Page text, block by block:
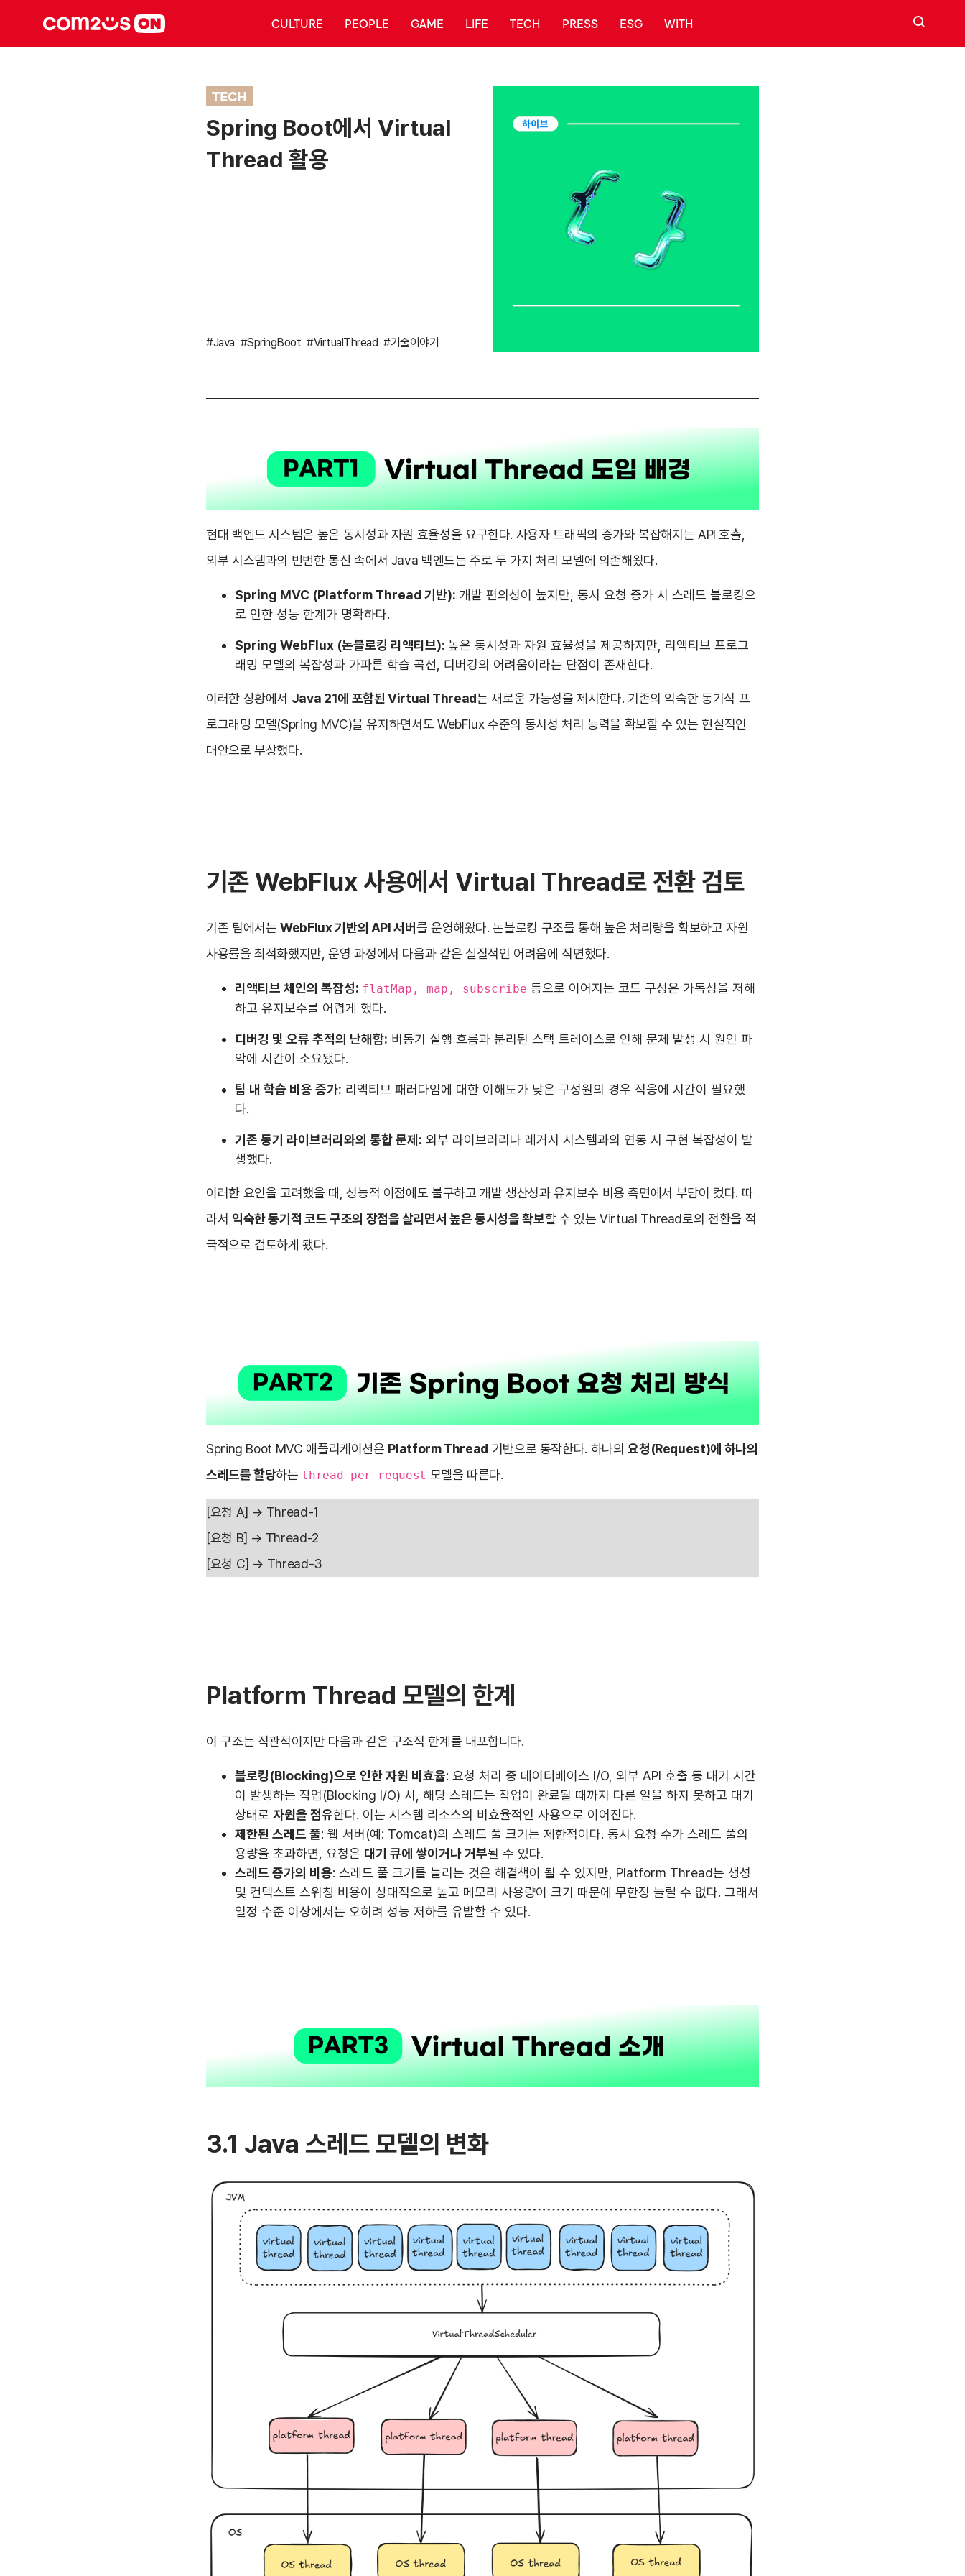
CULTURE PEOPLE GAME LIFE TECH PRESS ESG WITH 검색
TECH
Spring Boot에서 Virtual
Thread 활용
#Java #SpringBoot #VirtualThread #기술이야기
현대 백엔드 시스템은 높은 동시성과 자원 효율성을 요구한다. 사용자 트래픽의 증가와 복잡해지는 API 호출,
외부 시스템과의 빈번한 통신 속에서 Java 백엔드는 주로 두 가지 처리 모델에 의존해왔다.
Spring MVC (Platform Thread 기반): 개발 편의성이 높지만, 동시 요청 증가 시 스레드 블로킹으
로 인한 성능 한계가 명확하다.
Spring WebFlux (논블로킹 리액티브): 높은 동시성과 자원 효율성을 제공하지만, 리액티브 프로그
래밍 모델의 복잡성과 가파른 학습 곡선, 디버깅의 어려움이라는 단점이 존재한다.
이러한 상황에서 Java 21에 포함된 Virtual Thread는 새로운 가능성을 제시한다. 기존의 익숙한 동기식 프
로그래밍 모델(Spring MVC)을 유지하면서도 WebFlux 수준의 동시성 처리 능력을 확보할 수 있는 현실적인
대안으로 부상했다.
기존 WebFlux 사용에서 Virtual Thread로 전환 검토
기존 팀에서는WebFlux 기반의 API 서버를 운영해왔다. 논블로킹 구조를 통해 높은 처리량을 확보하고 자원
사용률을 최적화했지만, 운영 과정에서 다음과 같은 실질적인 어려움에 직면했다.
리액티브 체인의 복잡성: flatMap, map, subscribe 등으로 이어지는 코드 구성은 가독성을 저해
하고 유지보수를 어렵게 했다.
디버깅 및 오류 추적의 난해함: 비동기 실행 흐름과 분리된 스택 트레이스로 인해 문제 발생 시 원인 파
악에 시간이 소요됐다.
팀 내 학습 비용 증가: 리액티브 패러다임에 대한 이해도가 낮은 구성원의 경우 적응에 시간이 필요했
다.
기존 동기 라이브러리와의 통합 문제: 외부 라이브러리나 레거시 시스템과의 연동 시 구현 복잡성이 발
생했다.
이러한 요인을 고려했을 때, 성능적 이점에도 불구하고 개발 생산성과 유지보수 비용 측면에서 부담이 컸다. 따
라서 익숙한 동기적 코드 구조의 장점을 살리면서 높은 동시성을 확보할 수 있는 Virtual Thread로의 전환을 적
극적으로 검토하게 됐다.
Spring Boot MVC 애플리케이션은 Platform Thread 기반으로 동작한다. 하나의요청(Request)에 하나의
스레드를 할당하는 thread-per-request 모델을 따른다.
[요청 A] → Thread-1
[요청 B] → Thread-2
[요청 C] → Thread-3
Platform Thread 모델의 한계
이 구조는 직관적이지만 다음과 같은 구조적 한계를 내포합니다.
블로킹(Blocking)으로 인한 자원 비효율: 요청 처리 중 데이터베이스 I/O, 외부 API 호출 등 대기 시간
이 발생하는 작업(Blocking I/O) 시, 해당 스레드는 작업이 완료될 때까지 다른 일을 하지 못하고 대기
상태로 자원을 점유한다. 이는 시스템 리소스의 비효율적인 사용으로 이어진다.
제한된 스레드 풀: 웹 서버(예: Tomcat)의 스레드 풀 크기는 제한적이다. 동시 요청 수가 스레드 풀의
용량을 초과하면, 요청은 대기 큐에 쌓이거나 거부될 수 있다.
스레드 증가의 비용: 스레드 풀 크기를 늘리는 것은 해결책이 될 수 있지만, Platform Thread는 생성
및 컨텍스트 스위칭 비용이 상대적으로 높고 메모리 사용량이 크기 때문에 무한정 늘릴 수 없다. 그래서
일정 수준 이상에서는 오히려 성능 저하를 유발할 수 있다.
3.1 Java 스레드 모델의 변화